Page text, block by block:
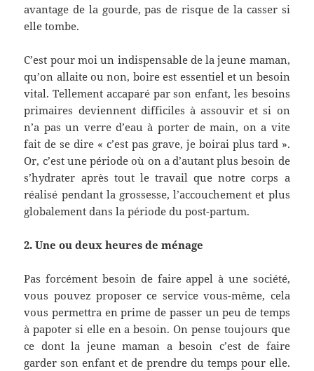
avantage de la gourde, pas de risque de la casser si
elle tombe.
C’est pour moi un indispensable de la jeune maman,
qu’on allaite ou non, boire est essentiel et un besoin
vital. Tellement accaparé par son enfant, les besoins
primaires deviennent difficiles à assouvir et si on
n’a pas un verre d’eau à porter de main, on a vite
fait de se dire « c’est pas grave, je boirai plus tard ».
Or, c’est une période où on a d’autant plus besoin de
s’hydrater après tout le travail que notre corps a
réalisé pendant la grossesse, l’accouchement et plus
globalement dans la période du post-partum.
2. Une ou deux heures de ménage
Pas forcément besoin de faire appel à une société,
vous pouvez proposer ce service vous-même, cela
vous permettra en prime de passer un peu de temps
à papoter si elle en a besoin. On pense toujours que
ce dont la jeune maman a besoin c’est de faire
garder son enfant et de prendre du temps pour elle.